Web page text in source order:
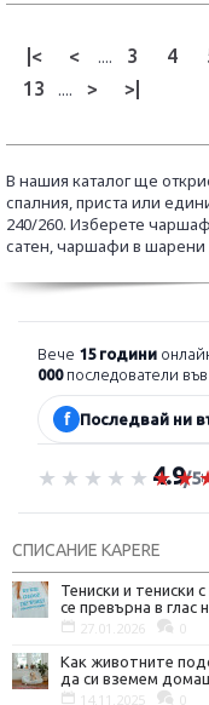
|< < .... 3 4
13
.... >
>|
В нашия каталог ще
спалния, приста или
240/260. Изберете
сатен, чаршафи в
Вече 15 години
000последователи във
f Последвай ни
4.9/5
СПИСАНИЕ KAPERE
Тениски и тениски
се превърна в глас
27.01.2026 0
Как животните
да си вземем
14.11.2025 0